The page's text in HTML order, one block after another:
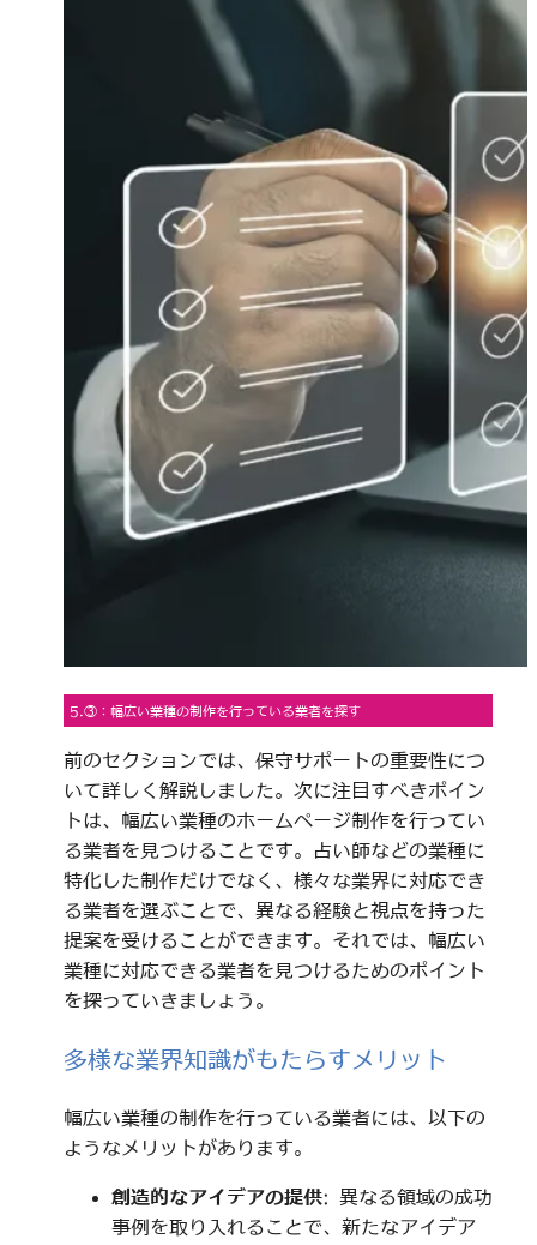
5.③：幅広い業種の制作を行っている業者を探す
前のセクションでは、保守サポートの重要性につ
いて詳しく解説しました。次に注目すべきポイン
トは、幅広い業種のホームページ制作を行ってい
る業者を見つけることです。占い師などの業種に
特化した制作だけでなく、様々な業界に対応でき
る業者を選ぶことで、異なる経験と視点を持った
提案を受けることができます。それでは、幅広い
業種に対応できる業者を見つけるためのポイント
を探っていきましょう。
多様な業界知識がもたらすメリット
幅広い業種の制作を行っている業者には、以下の
ようなメリットがあります。
創造的なアイデアの提供: 異なる領域の成功
事例を取り入れることで、新たなアイデア